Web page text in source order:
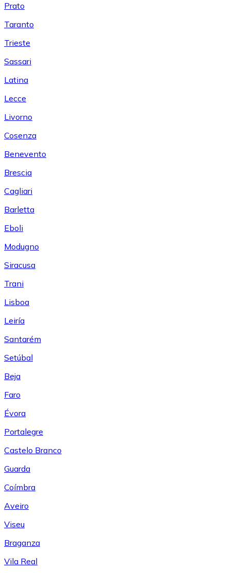
Prato
Taranto
Trieste
Sassari
Latina
Lecce
Livorno
Cosenza
Benevento
Brescia
Cagliari
Barletta
Eboli
Modugno
Siracusa
Trani
Lisboa
Leiría
Santarém
Setúbal
Beja
Faro
Évora
Portalegre
Castelo Branco
Guarda
Coímbra
Aveiro
Viseu
Braganza
Vila Real